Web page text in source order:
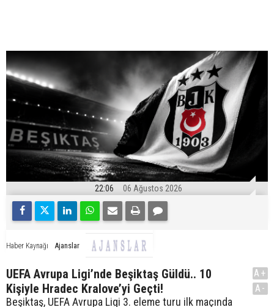
22:06 06 Ağustos 2026
Haber Kaynağı Ajanslar
UEFA Avrupa Ligi’nde Beşiktaş Güldü.. 10
Kişiyle Hradec Kralove’yi Geçti!
Beşiktaş, UEFA Avrupa Ligi 3. eleme turu ilk maçında
A+
A-